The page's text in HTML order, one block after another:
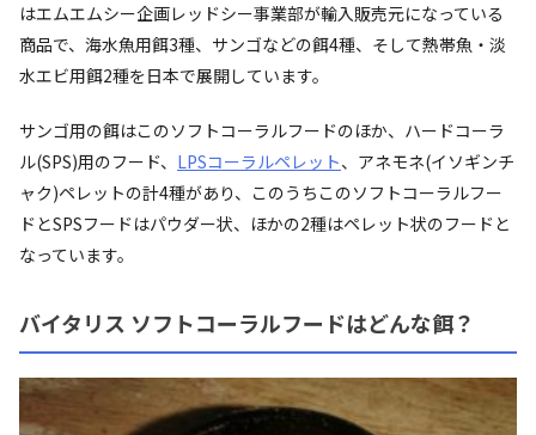
はエムエムシー企画レッドシー事業部が輸入販売元になっている
商品で、海水魚用餌3種、サンゴなどの餌4種、そして熱帯魚・淡
水エビ用餌2種を日本で展開しています。
サンゴ用の餌はこのソフトコーラルフードのほか、ハードコーラ
ル(SPS)用のフード、 LPSコーラルペレット、アネモネ(イソギンチ
ャク)ペレットの計4種があり、このうちこのソフトコーラルフー
ドとSPSフードはパウダー状、ほかの2種はペレット状のフードと
なっています。
バイタリス ソフトコーラルフードはどんな餌？